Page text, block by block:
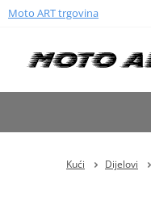
Moto ART trgovina
Kući Dijelovi